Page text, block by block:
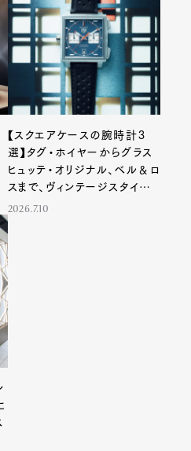
【スクエアケースの腕時計3
選】タグ・ホイヤーからグラス
ヒュッテ・オリジナル、ベル＆ロ
スまで、ヴィンテージスタイル
が光る“角形クロノグラフ”
2026.7.10